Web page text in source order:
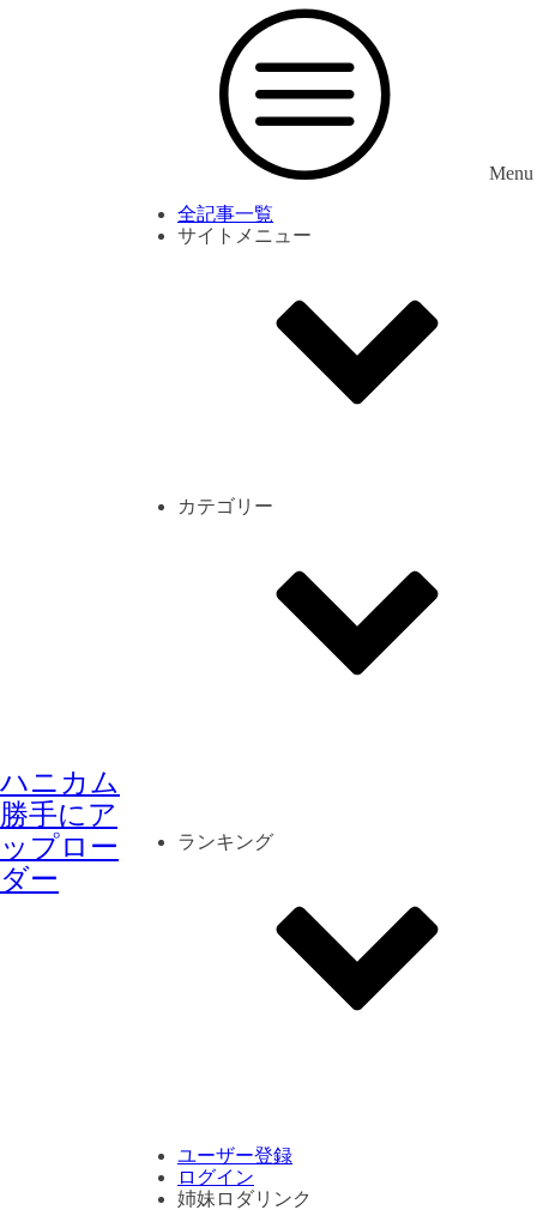
ハニカム
勝手にア
ップロー
ダー
Menu
全記事一覧
サイトメニュー
カテゴリー
ランキング
ユーザー登録
ログイン
姉妹ロダリンク